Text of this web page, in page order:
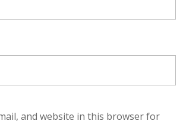
and website in this browser for